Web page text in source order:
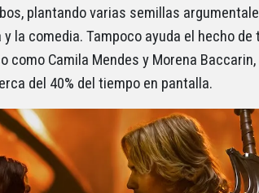
plantando varias semillas
la comedia. Tampoco ayuda el hecho de
Camila Mendes y Morena
del 40% del tiempo en pantalla.